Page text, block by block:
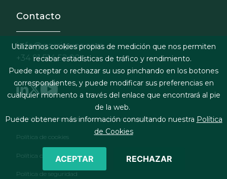
Contacto
info@garrigues.com
+34 91 514 52 00
Footer menu
Términos legales y condiciones de contratación
Política de cookies
Política de privacidad
Política de seguridad
Utilizamos cookies propias de medición que nos permiten
recabar estadísticas de tráfico y rendimiento.
Puede aceptar o rechazar su uso pinchando en los botones
correspondientes, y puede modificar sus preferencias en
cualquier momento a través del enlace que encontrará al pie
de la web.
Puede obtener más información consultando nuestra Política
de Cookies
ACEPTAR RECHAZAR